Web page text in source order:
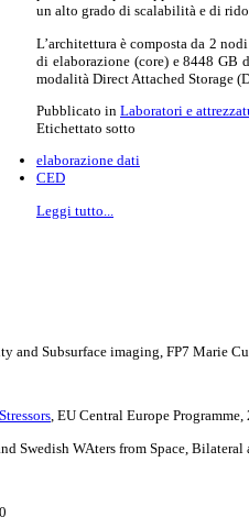
un alto grado di scalabilità e di
L’architettura è composta da 2
di elaborazione (core) e 8448 GB
modalità Direct Attached Storage
Pubblicato in Laboratori e
Etichettato sotto
elaborazione dati
CED
Leggi tutto...
and Subsurface imaging, FP7 Marie
, EU Central Europe
Swedish WAters from Space,